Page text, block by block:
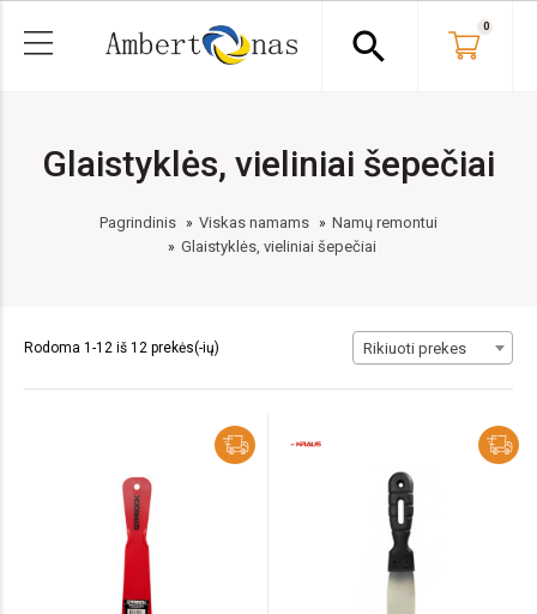
search 0
Glaistyklės, vieliniai šepečiai
Pagrindinis Viskas namams
Namų remontui
Glaistyklės, vieliniai šepečiai
Rodoma 1-12 iš 12 prekės(-ių) Rikiuoti prekes